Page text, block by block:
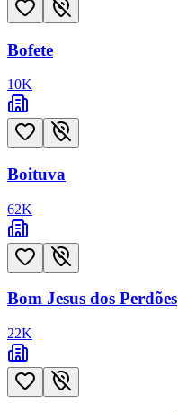
Bofete
10K
Boituva
62K
Bom Jesus dos Perdões
22K